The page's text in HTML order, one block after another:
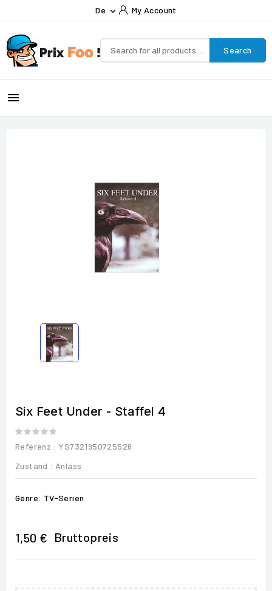
De  My Account
Search

Six Feet Under - Staffel 4
Referenz : YS7321950725526
Zustand : Anlass
Genre: TV-Serien
1,50 € Bruttopreis